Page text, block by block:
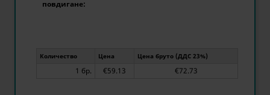
повдигане:
Количество Цена Цена бруто (ДДС 23%)
1 бр. €59.13 €72.73